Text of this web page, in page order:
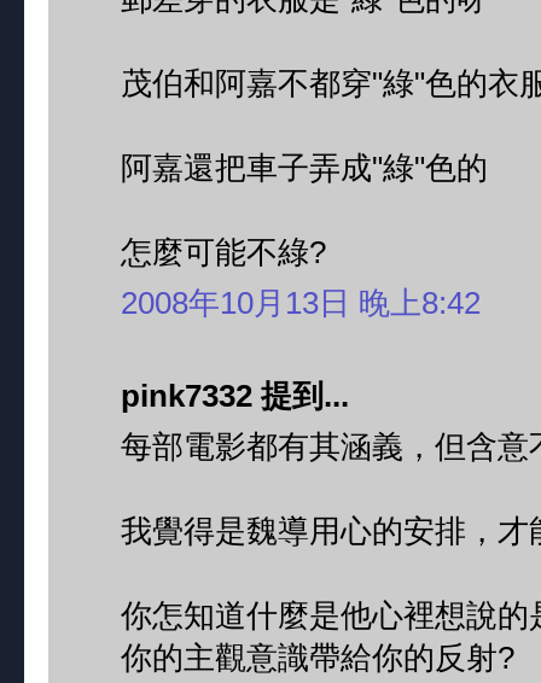
茂伯和阿嘉不都穿"綠"色的衣
阿嘉還把車子弄成"綠"色的
怎麼可能不綠?
2008年10月13日 晚上8:42
pink7332 提到...
每部電影都有其涵義，但含
我覺得是魏導用心的安排，
你怎知道什麼是他心裡想說
你的主觀意識帶給你的反射?